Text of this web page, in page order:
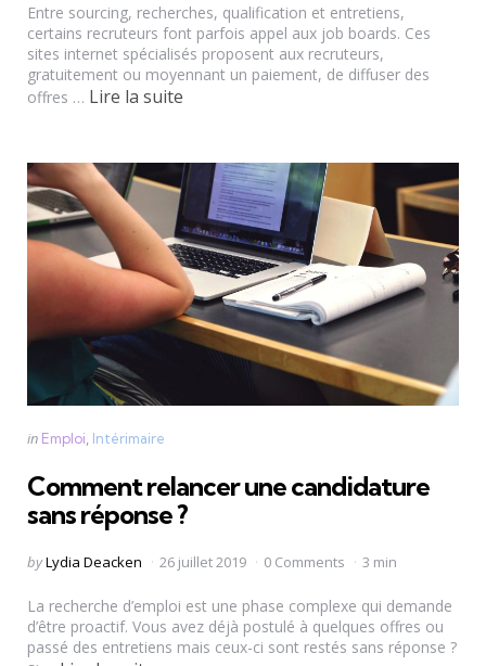
Entre sourcing, recherches, qualification et entretiens,
certains recruteurs font parfois appel aux job boards. Ces
sites internet spécialisés proposent aux recruteurs,
gratuitement ou moyennant un paiement, de diffuser des
offres … Lire la suite
Categories
Posted
in Emploi Intérimaire
Comment relancer une candidature
sans réponse ?
Posted
byLydia Deacken 26 juillet 2019 0 Comments 3 min
La recherche d’emploi est une phase complexe qui demande
d’être proactif. Vous avez déjà postulé à quelques offres ou
passé des entretiens mais ceux-ci sont restés sans réponse ?